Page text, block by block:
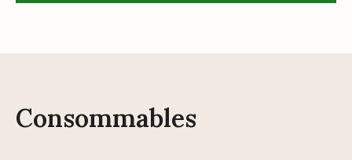
Consommables